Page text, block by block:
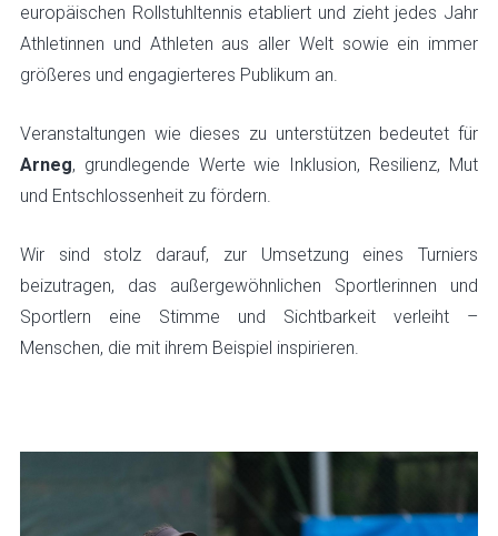
europäischen Rollstuhltennis etabliert und zieht jedes Jahr
Athletinnen und Athleten aus aller Welt sowie ein immer
größeres und engagierteres Publikum an.
Veranstaltungen wie dieses zu unterstützen bedeutet für
Arneg, grundlegende Werte wie Inklusion, Resilienz, Mut
und Entschlossenheit zu fördern.
Wir sind stolz darauf, zur Umsetzung eines Turniers
beizutragen, das außergewöhnlichen Sportlerinnen und
Sportlern eine Stimme und Sichtbarkeit verleiht –
Menschen, die mit ihrem Beispiel inspirieren.